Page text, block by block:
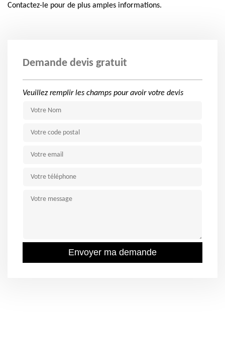
Contactez-le pour de plus amples informations.
Demande devis gratuit
Veuillez remplir les champs pour avoir votre devis